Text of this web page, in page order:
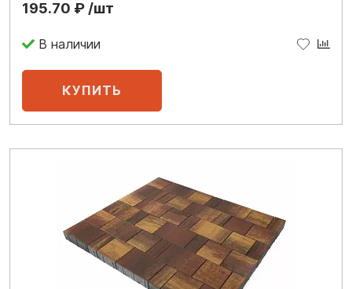
195.70 ₽ /шт
В наличии